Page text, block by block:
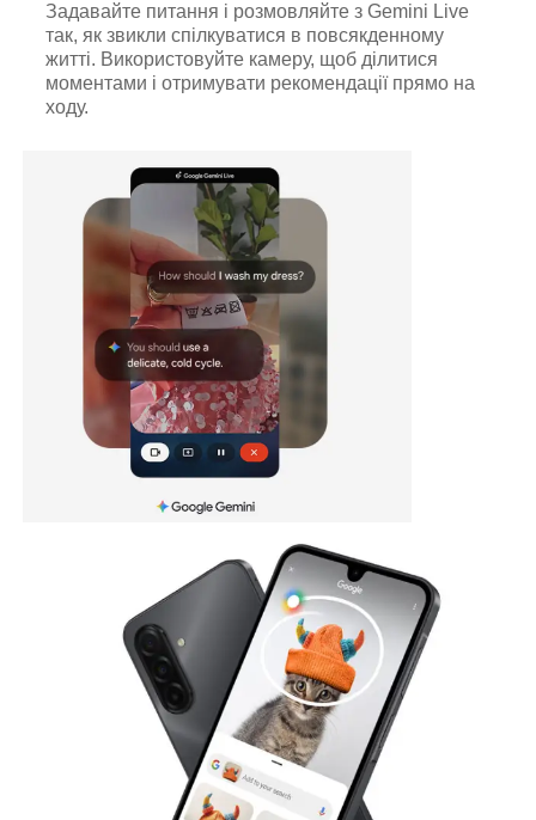
Задавайте питання і розмовляйте з Gemini Live
так, як звикли спілкуватися в повсякденному
житті. Використовуйте камеру, щоб ділитися
моментами і отримувати рекомендації прямо на
ходу.